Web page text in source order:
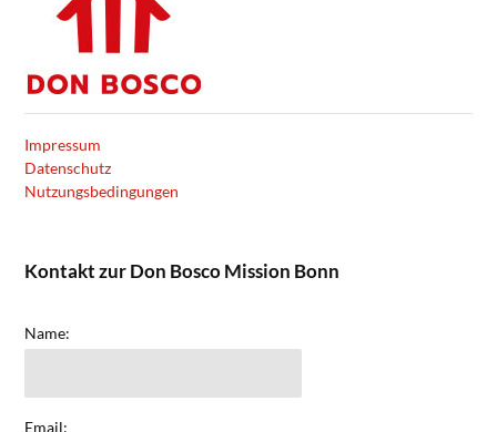
Impressum
Datenschutz
Nutzungsbedingungen
Kontakt zur Don Bosco Mission Bonn
Name:
Email: